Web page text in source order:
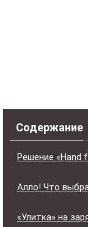
Содержание
Решение «Hand
Алло! Что
«Улитка» на